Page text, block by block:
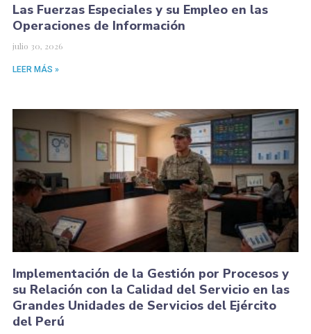
Las Fuerzas Especiales y su Empleo en las
Operaciones de Información
julio 30, 2026
LEER MÁS »
Implementación de la Gestión por Procesos y
su Relación con la Calidad del Servicio en las
Grandes Unidades de Servicios del Ejército
del Perú